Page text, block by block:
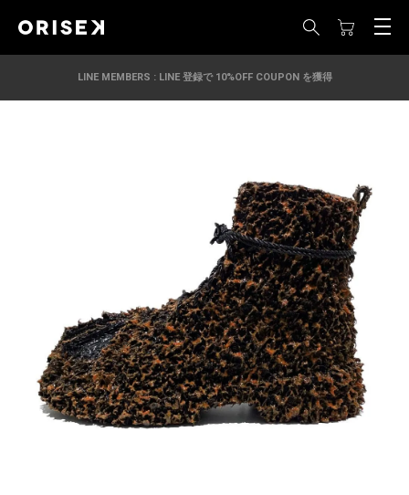
LINE MEMBERS : LINE 登録で 10%OFF COUPON を獲得